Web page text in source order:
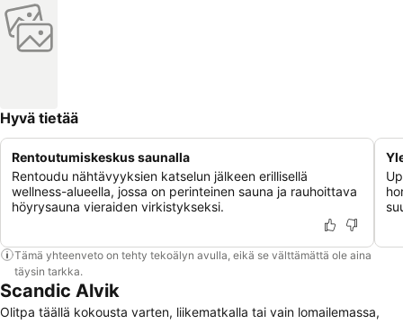
Hyvä tietää
Rentoutumiskeskus saunalla
Rentoudu nähtävyyksien katselun jälkeen erillisellä
wellness-alueella, jossa on perinteinen sauna ja rauhoittava
höyrysauna vieraiden virkistykseksi.
Tämä yhteenveto on tehty tekoälyn avulla, eikä se välttämättä ole aina
täysin tarkka.
Scandic Alvik
Olitpa täällä kokousta varten, liikematkalla tai vain lomailemassa,